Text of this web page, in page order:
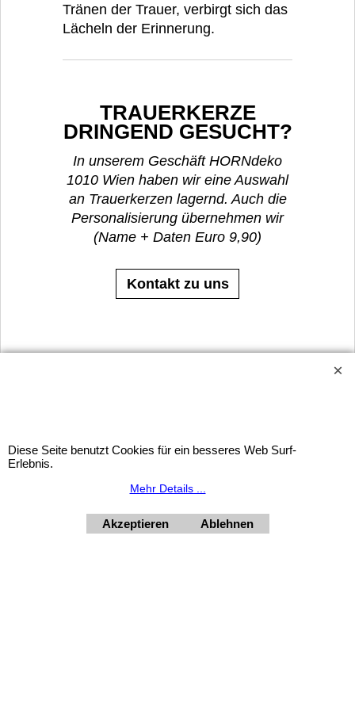
Tränen der Trauer, verbirgt sich das
Lächeln der Erinnerung.
TRAUERKERZE
DRINGEND GESUCHT?
In unserem Geschäft HORNdeko
1010 Wien haben wir eine Auswahl
an Trauerkerzen lagernd. Auch die
Personalisierung übernehmen wir
(Name + Daten Euro 9,90)
Kontakt zu uns
Dienstag - Freitag 10 - 18 Uhr, Samstag 9 - 12 Uhr. Montag
geschlossen.
Diese Seite benutzt Cookies für ein besseres Web Surf-
Erlebnis.
Mehr Details ...
Akzeptieren Ablehnen